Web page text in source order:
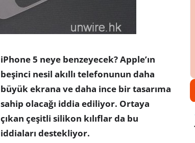
iPhone 5 neye benzeyecek? Apple’ın
beşinci nesil akıllı telefonunun daha
büyük ekrana ve daha ince bir tasarıma
sahip olacağı iddia ediliyor. Ortaya
çıkan çeşitli silikon kılıflar da bu
iddiaları destekliyor.